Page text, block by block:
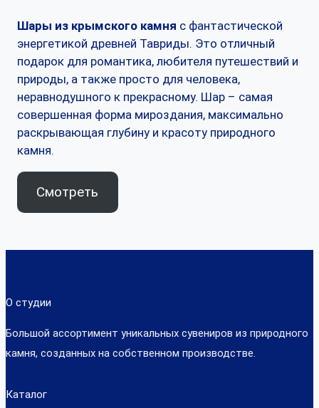
Шары из крымского камня с фантастической
энергетикой древней Тавриды. Это отличный
подарок для романтика, любителя путешествий и
природы, а также просто для человека,
неравнодушного к прекрасному. Шар – самая
совершенная форма мироздания, максимально
раскрывающая глубину и красоту природного
камня.
Смотреть
О студии
Большой ассортимент уникальных сувениров из природного
камня, созданных на собственном производстве.
Каталог